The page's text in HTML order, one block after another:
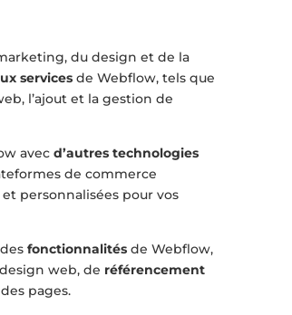
du design et de la
services de Webflow, tels que
l’ajout et la gestion de
avecd’autres technologies
de commerce
personnalisées pour vos
desfonctionnalités de Webflow,
web, de référencement
pages.